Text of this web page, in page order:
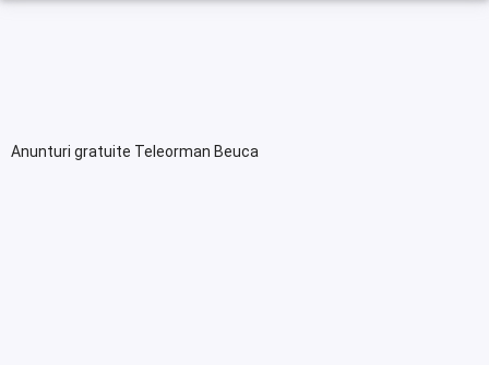
Anunturi gratuite Teleorman Beuca